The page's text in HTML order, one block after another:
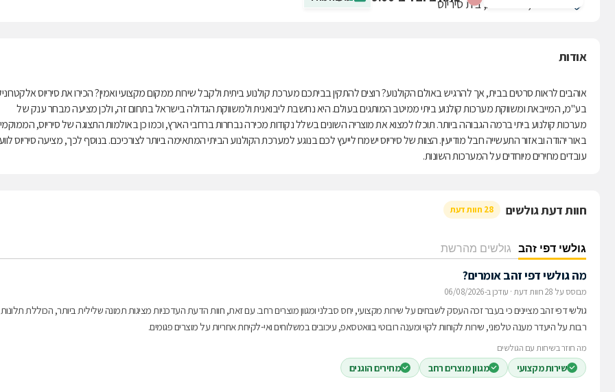
אודות
אוהבים לראות סרטים בבית, אך להרגיש באולם הקולנוע? רוצים להתקין בביתכם מערכת קולנוע ביתית ולקבל שירות ממקום מקצועי ואמין? הכירו את סיריוס
בע"מ, המייבאת ומשווקת מערכות קולנוע ביתי ממיטב המותגים בעולם. היא נחשבת ליבואנית ולמשווקת הגדולה בישראל בתחום זה, ולכן מציעה מבחר ענק של
מערכות קולנוע ביתי ברמה הגבוהה ביותר. תוכלו למצוא את מוצריה השונים בשלל נקודות מכירה נבחרות ברחבי הארץ, וכמו כן באולמות התצוגה של סיריוס,
באור יהודה ובאזור התעשייה חבל מודיעין. הצוות של סיריוס ישמח לייעץ לכם בנוגע למערכת הקולנוע הביתי המתאימה ביותר לצורכיכם. בנוסף לכך, מציעה סיריוס
עובדים מחירים מיוחדים על המערכות השונות.
חוות דעת גולשים 28 חוות דעת
גולשי דפי זהב גולשים מהרשת
מה גולשי דפי זהב אומרים?
מבוסס על 28 חוות דעת · עודכן ב-06/08/2026
גולשי דפי זהב מציינים כי בעבר זכה העסק לשבחים על שירות מקצועי, יחס סבלני ומגוון מוצרים רחב. עם זאת, חוות הדעת העדכניות מציגות תמונה שלילית ביותר, הכוללת תלונות
רבות על היעדר מענה טלפוני, שירות לקוחות לקוי ומענה רובוטי בוואטסאפ, עיכובים במשלוחים ואי-לקיחת אחריות על מוצרים פגומים.
מה חוזר בשיחות עם הגולשים
שירות מקצועי מגוון מוצרים רחב מחירים הוגנים